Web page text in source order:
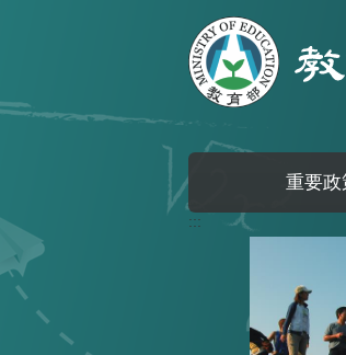
重要政
:::